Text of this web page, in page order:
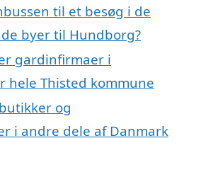
til et besøg i de
byer til Hundborg?
gardinfirmaer i
hele Thisted kommune
og
i andre dele af Danmark